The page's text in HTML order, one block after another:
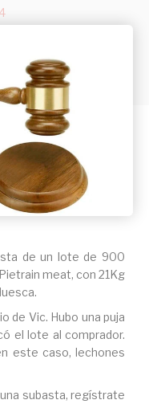
de un lote de 900
meat, con 21Kg
de Vic. Hubo una puja
el lote al comprador.
este caso, lechones
subasta, regístrate